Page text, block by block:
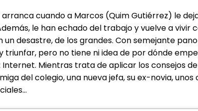
cuando a Marcos (Quim Gutiérrez) le
le han echado del trabajo y vuelve a vivir
un desastre, de los grandes. Con semejante
triunfar, pero no tiene ni idea de por dónde
Mientras trata de aplicar los consejos
del colegio, una nueva jefa, su ex-novia,